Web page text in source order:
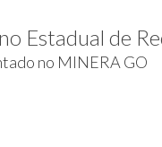
Estadual de
no MINERA GO